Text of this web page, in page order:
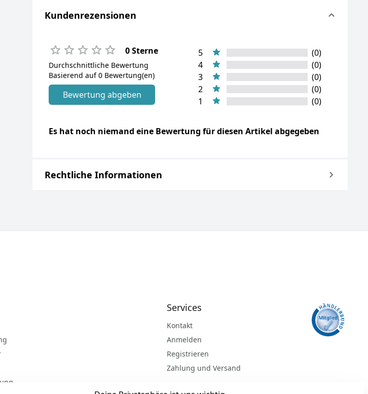
Kundenrezensionen
0 Sterne
Durchschnittliche Bewertung
Basierend auf 0 Bewertung(en)
Bewertung abgeben
5
(0)
4
(0)
3
(0)
2
(0)
1
(0)
Es hat noch niemand eine Bewertung für diesen Artikel abgegeben
Rechtliche Informationen
Services
Kontakt
Anmelden
Registrieren
Zahlung und Versand